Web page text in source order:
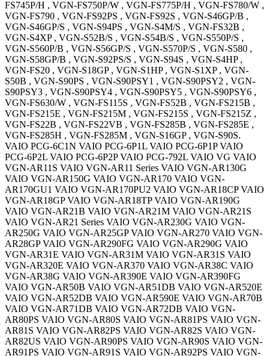
FS745P/H , VGN-FS750P/W , VGN-FS775P/H , VGN-FS780/W ,
VGN-FS790 , VGN-FS92PS , VGN-FS92S , VGN-S46GP/B ,
VGN-S46GP/S , VGN-S94PS , VGN-S4M/S , VGN-FS32B ,
VGN-S4XP , VGN-S52B/S , VGN-S54B/S , VGN-S550P/S ,
VGN-S560P/B , VGN-S56GP/S , VGN-S570P/S , VGN-S580 ,
VGN-S58GP/B , VGN-S92PS/S , VGN-S94S , VGN-S4HP ,
VGN-FS20 , VGN-S18GP , VGN-S1HP , VGN-S1XP , VGN-
S50B , VGN-S90PS , VGN-S90PSY1 , VGN-S90PSY2 , VGN-
S90PSY3 , VGN-S90PSY4 , VGN-S90PSY5 , VGN-S90PSY6 ,
VGN-FS630/W , VGN-FS115S , VGN-FS52B , VGN-FS215B ,
VGN-FS215E , VGN-FS215M , VGN-FS215S , VGN-FS215Z ,
VGN-FS22B , VGN-FS22VB , VGN-FS285B , VGN-FS285E ,
VGN-FS285H , VGN-FS285M , VGN-S16GP , VGN-S90S.
VAIO PCG-6C1N VAIO PCG-6P1L VAIO PCG-6P1P VAIO
PCG-6P2L VAIO PCG-6P2P VAIO PCG-792L VAIO VG VAIO
VGN-AR11S VAIO VGN-AR11 Series VAIO VGN-AR130G
VAIO VGN-AR150G VAIO VGN-AR170 VAIO VGN-
AR170GU1 VAIO VGN-AR170PU2 VAIO VGN-AR18CP VAIO
VGN-AR18GP VAIO VGN-AR18TP VAIO VGN-AR190G
VAIO VGN-AR21B VAIO VGN-AR21M VAIO VGN-AR21S
VAIO VGN-AR21 Series VAIO VGN-AR230G VAIO VGN-
AR250G VAIO VGN-AR25GP VAIO VGN-AR270 VAIO VGN-
AR28GP VAIO VGN-AR290FG VAIO VGN-AR290G VAIO
VGN-AR31E VAIO VGN-AR31M VAIO VGN-AR31S VAIO
VGN-AR320E VAIO VGN-AR370 VAIO VGN-AR38C VAIO
VGN-AR38G VAIO VGN-AR390E VAIO VGN-AR390FG
VAIO VGN-AR50B VAIO VGN-AR51DB VAIO VGN-AR520E
VAIO VGN-AR52DB VAIO VGN-AR590E VAIO VGN-AR70B
VAIO VGN-AR71DB VAIO VGN-AR72DB VAIO VGN-
AR80PS VAIO VGN-AR80S VAIO VGN-AR81PS VAIO VGN-
AR81S VAIO VGN-AR82PS VAIO VGN-AR82S VAIO VGN-
AR82US VAIO VGN-AR90PS VAIO VGN-AR90S VAIO VGN-
AR91PS VAIO VGN-AR91S VAIO VGN-AR92PS VAIO VGN-